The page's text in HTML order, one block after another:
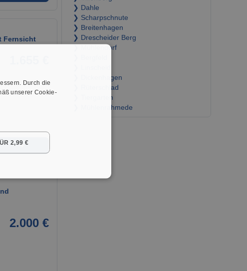
Fernsicht
➜
2.000 €
❯ Dahle
❯ Scharpschnute
❯ Breitenhagen
❯ Drescheider Berg
❯ Mühlendorf
❯ Dickenhagen
❯ Rüterschlad
❯ Tiergarten
❯ Mühlenrahmede
Durch die
unserer Cookie-
2,99 €